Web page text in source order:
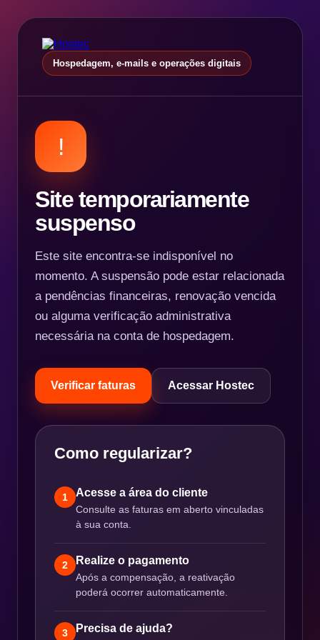
Hospedagem, e-mails e operações digitais
!
Site temporariamente
suspenso
Este site encontra-se indisponível no
momento. A suspensão pode estar relacionada
a pendências financeiras, renovação vencida
ou alguma verificação administrativa
necessária na conta de hospedagem.
Verificar faturas Acessar Hostec
Como regularizar?
1 Acesse a área do cliente
Consulte as faturas em aberto vinculadas
à sua conta.
2 Realize o pagamento
Após a compensação, a reativação
poderá ocorrer automaticamente.
3 Precisa de ajuda?